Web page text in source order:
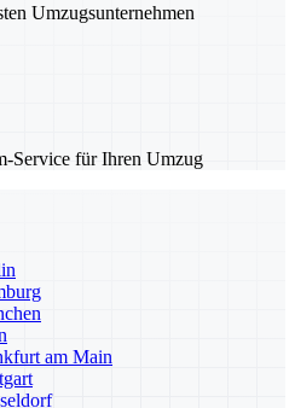
Umzugsunternehmen
Service für Ihren Umzug
am Main